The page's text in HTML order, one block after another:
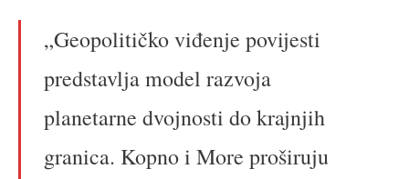
„Geopolitičko viđenje povijesti
predstavlja model razvoja
planetarne dvojnosti do krajnjih
granica. Kopno i More proširuju